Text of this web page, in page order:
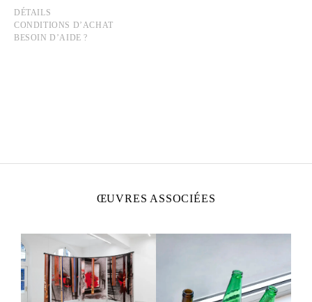
DÉTAILS
CONDITIONS D’ACHAT
BESOIN D’AIDE ?
ŒUVRES ASSOCIÉES